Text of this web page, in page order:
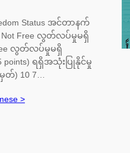
Status အင်တာနက်
Free လွတ်လပ်မှုမရှိ
လွတ်လပ်မှုမရှိ
points) ရရှိအသုံးပြုနိုင်မှု
တ်) 10 7…
>